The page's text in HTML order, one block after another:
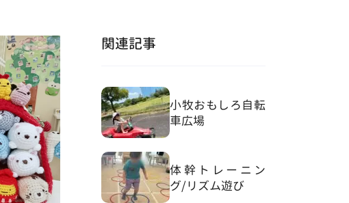
関連記事
小牧おもしろ自転
車広場
体幹トレーニン
グ/リズム遊び